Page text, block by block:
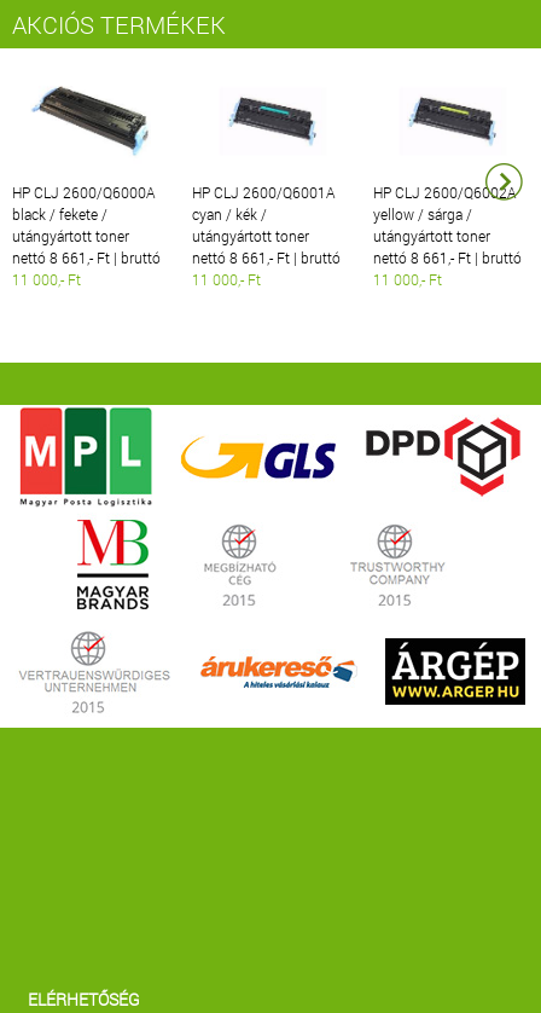
AKCIÓS TERMÉKEK
HP CLJ 2600/Q6000A
black / fekete /
utángyártott toner
nettó 8 661,- Ft | bruttó
11 000,- Ft
HP CLJ 2600/Q6001A
cyan / kék /
utángyártott toner
nettó 8 661,- Ft | bruttó
11 000,- Ft
HP CLJ 2600/Q6002A
yellow / sárga /
utángyártott toner
nettó 8 661,- Ft | bruttó
11 000,- Ft
ELÉRHETŐSÉG